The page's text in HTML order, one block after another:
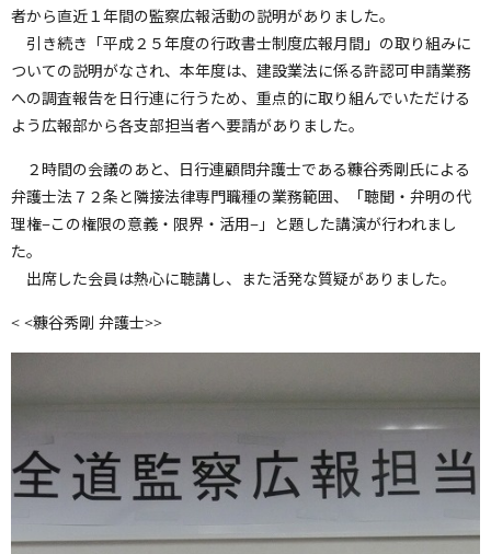
者から直近１年間の監察広報活動の説明がありました。
引き続き「平成２５年度の行政書士制度広報月間」の取り組みに
ついての説明がなされ、本年度は、建設業法に係る許認可申請業務
への調査報告を日行連に行うため、重点的に取り組んでいただける
よう広報部から各支部担当者へ要請がありました。
２時間の会議のあと、日行連顧問弁護士である糠谷秀剛氏による
弁護士法７２条と隣接法律専門職種の業務範囲、「聴聞・弁明の代
理権−この権限の意義・限界・活用−」と題した講演が行われまし
た。
出席した会員は熱心に聴講し、また活発な質疑がありました。
< <糠谷秀剛 弁護士>>